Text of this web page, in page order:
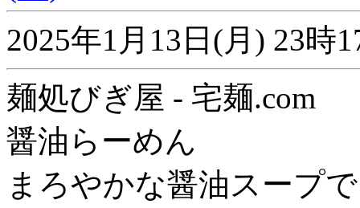
2025年1月13日(月) 23時
麺処びぎ屋 - 宅麺.com
醤油らーめん
まろやかな醤油スープ